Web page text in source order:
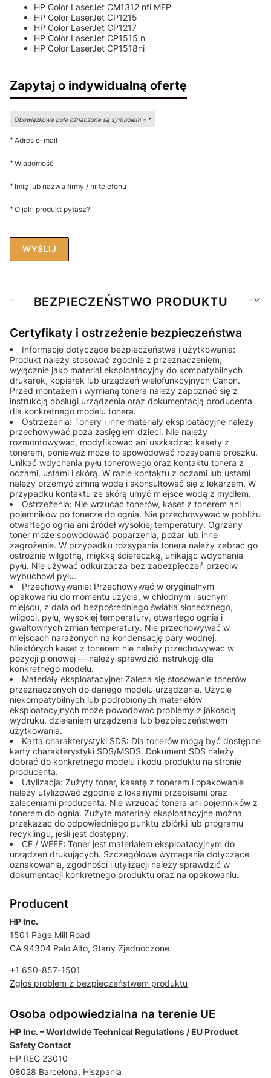
HP Color LaserJet CM1312 nfi MFP
HP Color LaserJet CP1215
HP Color LaserJet CP1217
HP Color LaserJet CP1515 n
HP Color LaserJet CP1518ni
Zapytaj o indywidualną ofertę
Obowiązkowe pola oznaczone są symbolem - *
*Adres e-mail
*Wiadomość
* Imię lub nazwa firmy / nr telefonu
*O jaki produkt pytasz?
WYŚLIJ
BEZPIECZEŃSTWO PRODUKTU
Certyfikaty i ostrzeżenie bezpieczeństwa
Informacje dotyczące bezpieczeństwa i użytkowania:
Produkt należy stosować zgodnie z przeznaczeniem,
wyłącznie jako materiał eksploatacyjny do kompatybilnych
drukarek, kopiarek lub urządzeń wielofunkcyjnych Canon.
Przed montażem i wymianą tonera należy zapoznać się z
instrukcją obsługi urządzenia oraz dokumentacją producenta
dla konkretnego modelu tonera.
Ostrzeżenia: Tonery i inne materiały eksploatacyjne należy
przechowywać poza zasięgiem dzieci. Nie należy
rozmontowywać, modyfikować ani uszkadzać kasety z
tonerem, ponieważ może to spowodować rozsypanie proszku.
Unikać wdychania pyłu tonerowego oraz kontaktu tonera z
oczami, ustami i skórą. W razie kontaktu z oczami lub ustami
należy przemyć zimną wodą i skonsultować się z lekarzem. W
przypadku kontaktu ze skórą umyć miejsce wodą z mydłem.
Ostrzeżenia: Nie wrzucać tonerów, kaset z tonerem ani
pojemników po tonerze do ognia. Nie przechowywać w pobliżu
otwartego ognia ani źródeł wysokiej temperatury. Ogrzany
toner może spowodować poparzenia, pożar lub inne
zagrożenie. W przypadku rozsypania tonera należy zebrać go
ostrożnie wilgotną, miękką ściereczką, unikając wdychania
pyłu. Nie używać odkurzacza bez zabezpieczeń przeciw
wybuchowi pyłu.
Przechowywanie: Przechowywać w oryginalnym
opakowaniu do momentu użycia, w chłodnym i suchym
miejscu, z dala od bezpośredniego światła słonecznego,
wilgoci, pyłu, wysokiej temperatury, otwartego ognia i
gwałtownych zmian temperatury. Nie przechowywać w
miejscach narażonych na kondensację pary wodnej.
Niektórych kaset z tonerem nie należy przechowywać w
pozycji pionowej — należy sprawdzić instrukcję dla
konkretnego modelu.
Materiały eksploatacyjne: Zaleca się stosowanie tonerów
przeznaczonych do danego modelu urządzenia. Użycie
niekompatybilnych lub podrobionych materiałów
eksploatacyjnych może powodować problemy z jakością
wydruku, działaniem urządzenia lub bezpieczeństwem
użytkowania.
Karta charakterystyki SDS: Dla tonerów mogą być dostępne
karty charakterystyki SDS/MSDS. Dokument SDS należy
dobrać do konkretnego modelu i kodu produktu na stronie
producenta.
Utylizacja: Zużyty toner, kasetę z tonerem i opakowanie
należy utylizować zgodnie z lokalnymi przepisami oraz
zaleceniami producenta. Nie wrzucać tonera ani pojemników z
tonerem do ognia. Zużyte materiały eksploatacyjne można
przekazać do odpowiedniego punktu zbiórki lub programu
recyklingu, jeśli jest dostępny.
CE / WEEE: Toner jest materiałem eksploatacyjnym do
urządzeń drukujących. Szczegółowe wymagania dotyczące
oznakowania, zgodności i utylizacji należy sprawdzić w
dokumentacji konkretnego produktu oraz na opakowaniu.
Producent
HP Inc.
1501 Page Mill Road
CA 94304 Palo Alto, Stany Zjednoczone
+1 650-857-1501
Zgłoś problem z bezpieczeństwem produktu
Osoba odpowiedzialna na terenie UE
HP Inc. – Worldwide Technical Regulations / EU Product
Safety Contact
HP REG 23010
08028 Barcelona, Hiszpania